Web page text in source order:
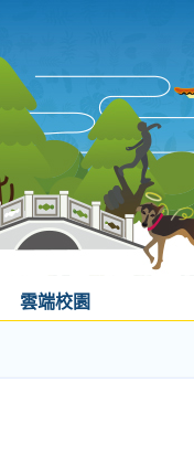
雲端校園